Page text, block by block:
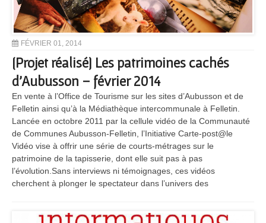
FÉVRIER 01, 2014
[Projet réalisé] Les patrimoines cachés
d’Aubusson – février 2014
En vente à l’Office de Tourisme sur les sites d’Aubusson et de
Felletin ainsi qu’à la Médiathèque intercommunale à Felletin.
Lancée en octobre 2011 par la cellule vidéo de la Communauté
de Communes Aubusson-Felletin, l’Initiative Carte-post@le
Vidéo vise à offrir une série de courts-métrages sur le
patrimoine de la tapisserie, dont elle suit pas à pas
l’évolution.Sans interviews ni témoignages, ces vidéos
cherchent à plonger le spectateur dans l’univers des